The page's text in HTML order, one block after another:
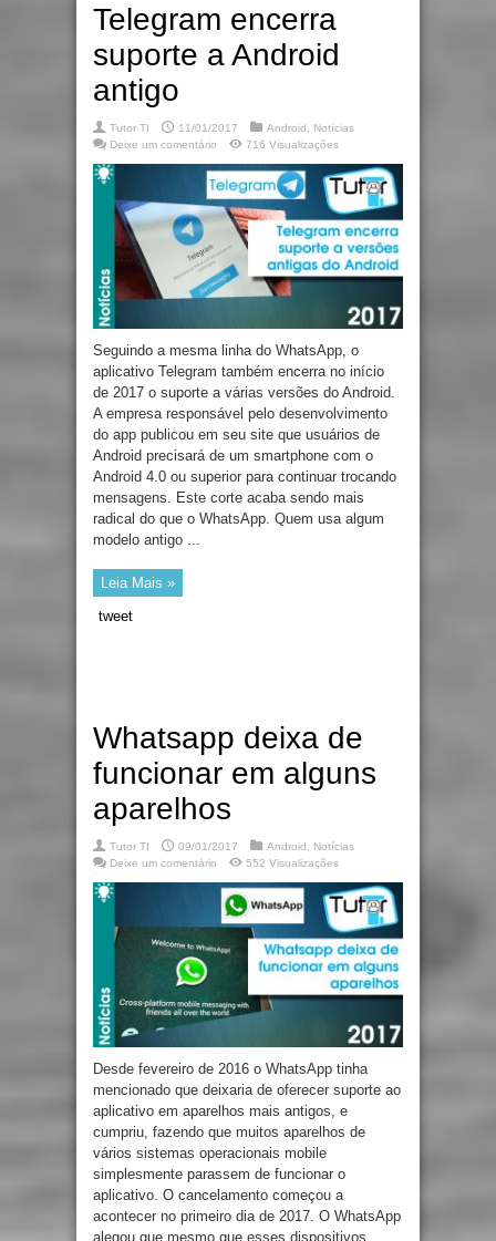
Telegram encerra
suporte a Android
antigo
Tutor TI 11/01/2017 Android
Notícias
Deixe um comentário
716 Visualizações
Seguindo a mesma linha do WhatsApp, o
aplicativo Telegram também encerra no início
de 2017 o suporte a várias versões do Android.
A empresa responsável pelo desenvolvimento
do app publicou em seu site que usuários de
Android precisará de um smartphone com o
Android 4.0 ou superior para continuar trocando
mensagens. Este corte acaba sendo mais
radical do que o WhatsApp. Quem usa algum
modelo antigo ...
Leia Mais »
tweet
Whatsapp deixa de
funcionar em alguns
aparelhos
Tutor TI 09/01/2017 Android
Notícias
Deixe um comentário
552 Visualizações
Desde fevereiro de 2016 o WhatsApp tinha
mencionado que deixaria de oferecer suporte ao
aplicativo em aparelhos mais antigos, e
cumpriu, fazendo que muitos aparelhos de
vários sistemas operacionais mobile
simplesmente parassem de funcionar o
aplicativo. O cancelamento começou a
acontecer no primeiro dia de 2017. O WhatsApp
alegou que mesmo que esses dispositivos